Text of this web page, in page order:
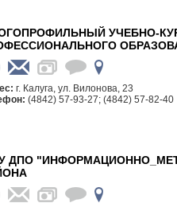
УЧЕБНО-
г. Калуга, ул. Вилонова, 23
(4842) 57-93-27; (4842) 57-82-40
ДПО